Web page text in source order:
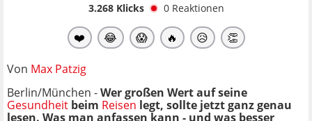
3.268Klicks 0 Reaktionen
❤️ 😂 😱 🔥 😥 👏
Von Max Patzig
Berlin/München -Wer großen Wert auf seine
Gesundheit beim Reisen legt, sollte jetzt ganz genau
lesen. Was man anfassen kann - und was besser